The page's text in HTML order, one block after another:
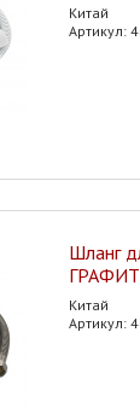
Китай
Артикул:
Шланг
ГРАФИТ
Китай
Артикул: